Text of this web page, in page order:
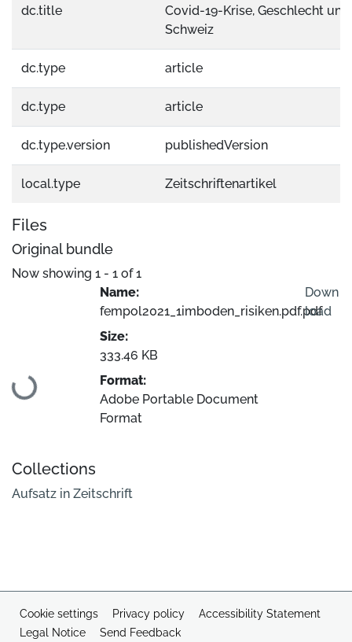
dc.title
Covid-19-Krise, Geschlecht
Schweiz
dc.type article
dc.type article
dc.type.version publishedVersion
local.type Zeitschriftenartikel
Files
Original bundle
Now showing 1 - 1 of 1
Loading...
Name:
fempol2021_1imboden_risiken.pdf.pdf
Size:
333.46 KB
Format:
Adobe Portable Document
Format
Down
load
Collections
Aufsatz in Zeitschrift
Cookie settings Privacy policy
Accessibility Statement
Legal Notice
Send Feedback